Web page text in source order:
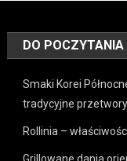
DO POCZYTANIA
Smaki Korei
tradycyjne przetwory
Rollinia –